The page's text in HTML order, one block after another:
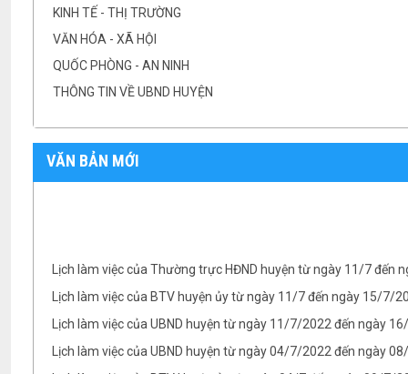
KINH TẾ - THỊ TRƯỜNG
VĂN HÓA - XÃ HỘI
QUỐC PHÒNG - AN NINH
THÔNG TIN VỀ UBND HUYỆN
VĂN BẢN MỚI
Lịch làm việc của BTV huyện ủy từ ngày 11/7 đến ngày 15/7/
Lịch làm việc của UBND huyện từ ngày 11/7/2022 đến ngày
Lịch làm việc của UBND huyện từ ngày 04/7/2022 đến ngày
Lịch làm việc của BTV Huyện ủy từ ngày 04/7 đến ngày 09/7/